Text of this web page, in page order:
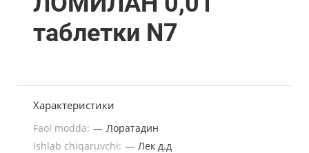
таблетки N7
Характеристики
Faol modda: — Лоратадин
Ishlab chiqaruvchi: — Лек д.д